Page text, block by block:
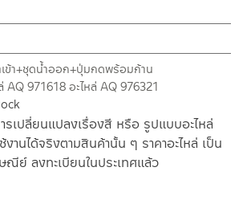
ข้า+ชุดน้ำออก+ปุ่มกดพร้อมก้าน
AQ 971618 อะไหล่ AQ 976321
รเปลี่ยนแปลงเรื่องสี หรือ รูปแบบอะไหล่
งานได้จริงตามสินค้านั้น ๆ ราคาอะไหล่ เป็น
ณีย์ ลงทะเบียนในประเทศแล้ว